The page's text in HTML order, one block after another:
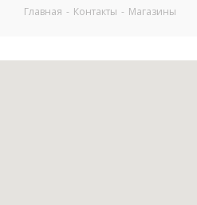
Главная - Контакты - Магазины